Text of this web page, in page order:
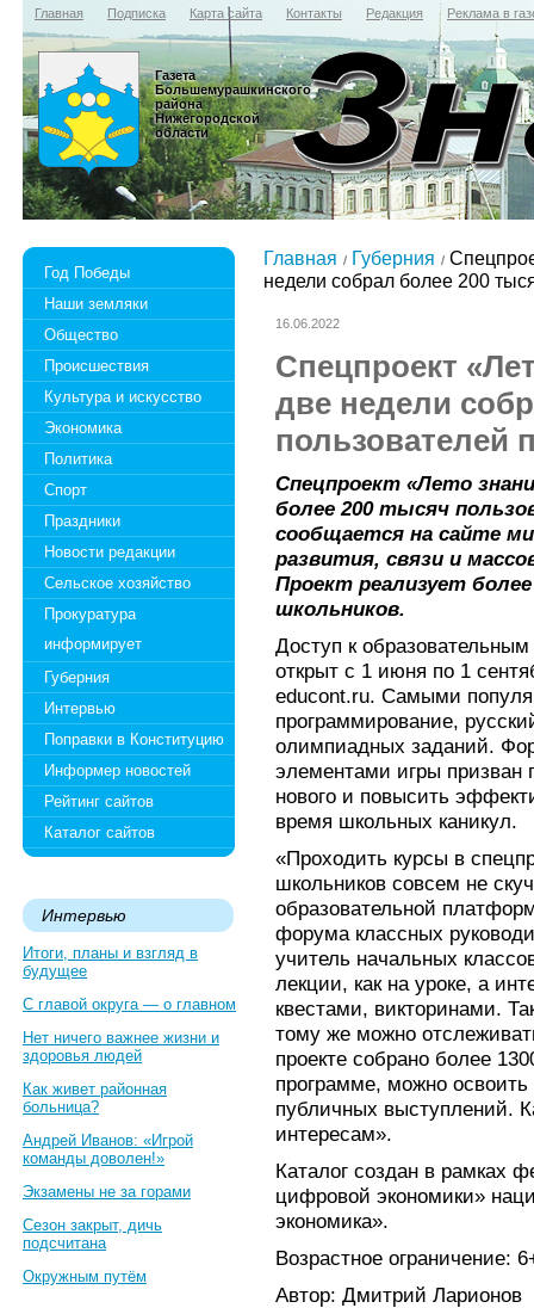
Главная Подписка Карта сайта Контакты Редакция Реклама в
Газета
Большемурашкинского
района
Нижегородской
области
Год Победы
Наши земляки
Общество
Происшествия
Культура и искусство
Экономика
Политика
Спорт
Праздники
Новости редакции
Сельское хозяйство
Прокуратура
информирует
Губерния
Интервью
Поправки в Конституцию
Информер новостей
Рейтинг сайтов
Каталог сайтов
Интервью
Итоги, планы и взгляд в
будущее
С главой округа — о главном
Нет ничего важнее жизни и
здоровья людей
Как живет районная
больница?
Андрей Иванов: «Игрой
команды доволен!»
Экзамены не за горами
Сезон закрыт, дичь
подсчитана
Окружным путём
Главная Губерния
недели собрал более 200
16.06.2022
Спецпроект
две недели
пользователей
Спецпроект «Лето
более 200 тысяч
сообщается на сайте
развития, связи и
Проект реализует
школьников.
Доступ к
открыт с 1 июня по 1
educont.ru. Самыми
программирование,
олимпиадных заданий.
элементами игры призван
нового и повысить
время школьных каникул.
«Проходить курсы в
школьников совсем не
образовательной
форума классных
учитель начальных
лекции, как на уроке, а
квестами, викторинами.
тому же можно
проекте собрано более
программе, можно освоить
публичных выступлений.
интересам».
Каталог создан в рамках
цифровой экономики»
экономика».
Возрастное ограничение:
Автор: Дмитрий Ларионов